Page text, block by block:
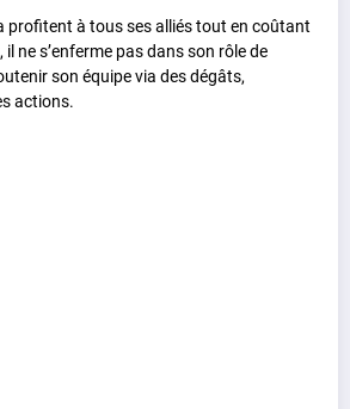
profitent à tous ses alliés tout en coûtant
il ne s’enferme pas dans son rôle de
son équipe via des dégâts,
actions.